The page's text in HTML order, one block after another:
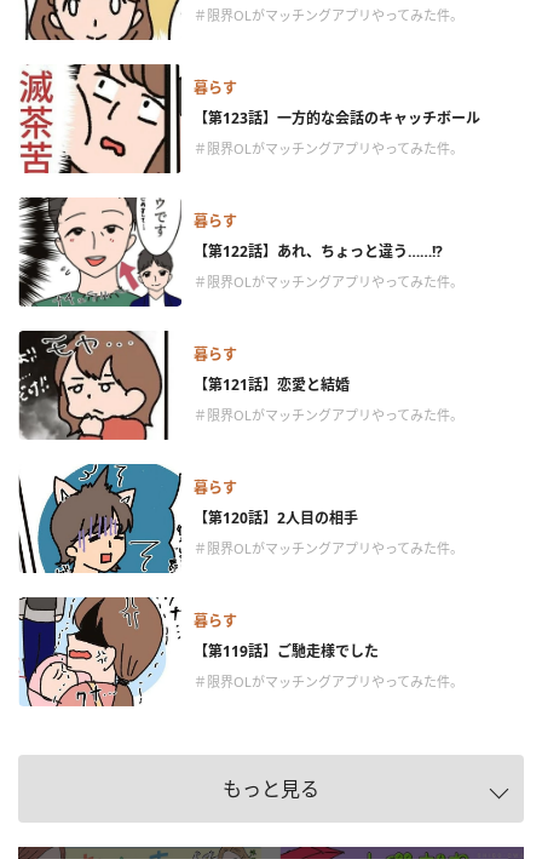
＃限界OLがマッチングアプリやってみた件。
暮らす
【第123話】一方的な会話のキャッチボール
＃限界OLがマッチングアプリやってみた件。
暮らす
【第122話】あれ、ちょっと違う……!?
＃限界OLがマッチングアプリやってみた件。
暮らす
【第121話】恋愛と結婚
＃限界OLがマッチングアプリやってみた件。
暮らす
【第120話】2人目の相手
＃限界OLがマッチングアプリやってみた件。
暮らす
【第119話】ご馳走様でした
＃限界OLがマッチングアプリやってみた件。
もっと見る